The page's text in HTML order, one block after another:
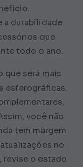
a durabilidade
que
todo o ano.
que será mais
esferográficas.
você não
tem margem
no
revise o estado